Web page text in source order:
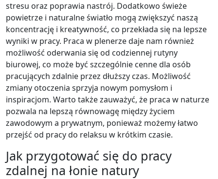
stresu oraz poprawia nastrój. Dodatkowo świeże
powietrze i naturalne światło mogą zwiększyć naszą
koncentrację i kreatywność, co przekłada się na lepsze
wyniki w pracy. Praca w plenerze daje nam również
możliwość oderwania się od codziennej rutyny
biurowej, co może być szczególnie cenne dla osób
pracujących zdalnie przez dłuższy czas. Możliwość
zmiany otoczenia sprzyja nowym pomysłom i
inspiracjom. Warto także zauważyć, że praca w naturze
pozwala na lepszą równowagę między życiem
zawodowym a prywatnym, ponieważ możemy łatwo
przejść od pracy do relaksu w krótkim czasie.
Jak przygotować się do pracy
zdalnej na łonie natury